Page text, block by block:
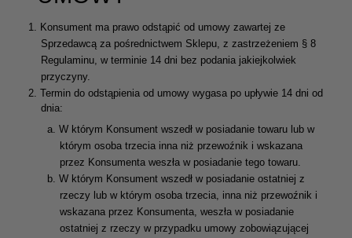
1. Konsument ma prawo odstąpić od umowy zawartej ze
Sprzedawcą za pośrednictwem Sklepu, z zastrzeżeniem § 8
Regulaminu, w terminie 14 dni bez podania jakiejkolwiek
przyczyny.
2. Termin do odstąpienia od umowy wygasa po upływie 14 dni od
dnia:
a.W którym Konsument wszedł w posiadanie towaru lub w
którym osoba trzecia inna niż przewoźnik i wskazana
przez Konsumenta weszła w posiadanie tego towaru.
b.W którym Konsument wszedł w posiadanie ostatniej z
rzeczy lub w którym osoba trzecia, inna niż przewoźnik i
wskazana przez Konsumenta, weszła w posiadanie
ostatniej z rzeczy w przypadku umowy zobowiązującej